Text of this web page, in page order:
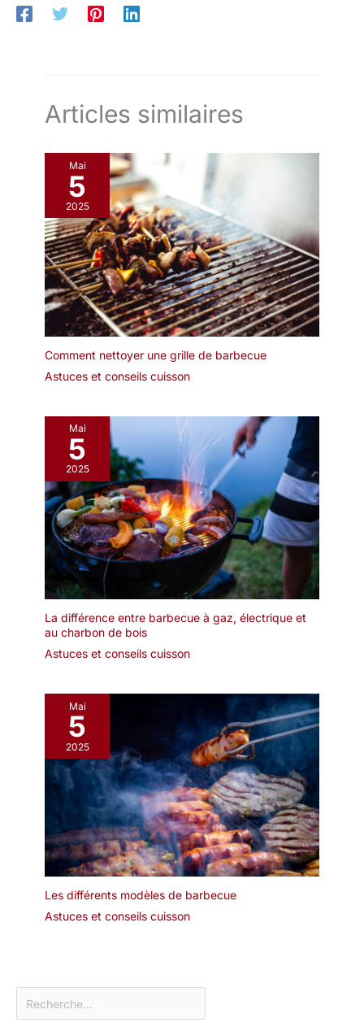
Articles similaires
Mai
5
2025
Comment nettoyer une grille de barbecue
Astuces et conseils cuisson
Mai
5
2025
La différence entre barbecue à gaz, électrique et
au charbon de bois
Astuces et conseils cuisson
Mai
5
2025
Les différents modèles de barbecue
Astuces et conseils cuisson